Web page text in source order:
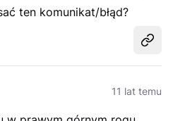
ten komunikat/błąd?
11 lat temu